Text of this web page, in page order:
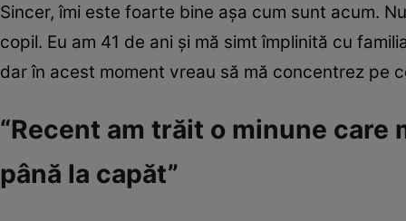
Sincer, îmi este foarte bine așa cum sunt acum.
copil. Eu am 41 de ani și mă simt împlinită cu
dar în acest moment vreau să mă concentrez pe
“Recent am trăit o minune
până la capăt”